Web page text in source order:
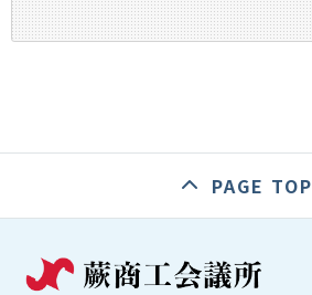
PAGE TOP